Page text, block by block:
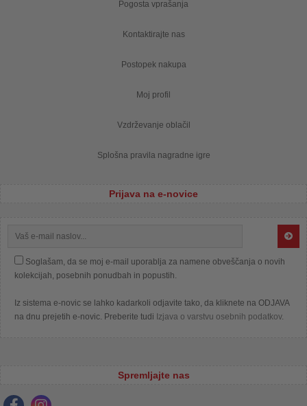
Pogosta vprašanja
Kontaktirajte nas
Postopek nakupa
Moj profil
Vzdrževanje oblačil
Splošna pravila nagradne igre
Prijava na e-novice
Soglašam, da se moj e-mail uporablja za namene obveščanja o novih
kolekcijah, posebnih ponudbah in popustih.
Iz sistema e-novic se lahko kadarkoli odjavite tako, da kliknete na ODJAVA
na dnu prejetih e-novic. Preberite tudi Izjava o varstvu osebnih podatkov.
Spremljajte nas